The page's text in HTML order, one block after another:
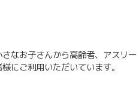
なお子さんから高齢者、アスリー
にご利用いただいています。